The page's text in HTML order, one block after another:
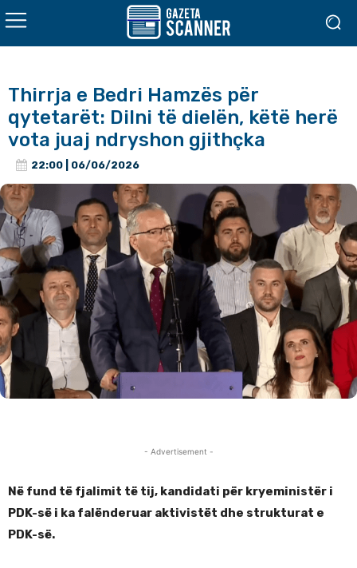
Thirrja e Bedri Hamzës për
qytetarët: Dilni të dielën, këtë herë
vota juaj ndryshon gjithçka
22:00 | 06/06/2026
- Advertisement -
Në fund të fjalimit të tij, kandidati për kryeministër i
PDK-së i ka falënderuar aktivistët dhe strukturat e
PDK-së.